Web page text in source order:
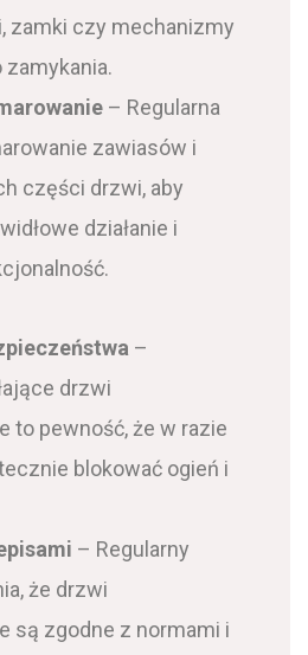
zamki czy mechanizmy
– Regularna
zawiasów i
części drzwi, aby
działanie i
–
drzwi
to pewność, że w razie
blokować ogień i
– Regularny
że drzwi
są zgodne z normami i